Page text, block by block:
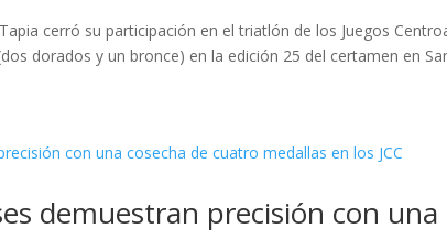
cerró su participación en el triatlón de los Juegos
dorados y un bronce) en la edición 25 del certamen en
demuestran precisión con